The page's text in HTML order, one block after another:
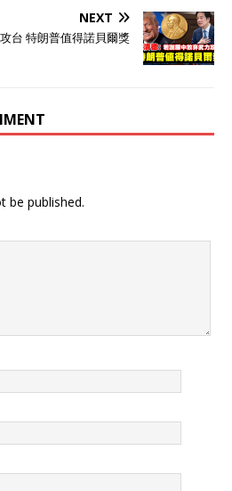
NEXT
台 特朗普值得諾貝爾獎
be published.